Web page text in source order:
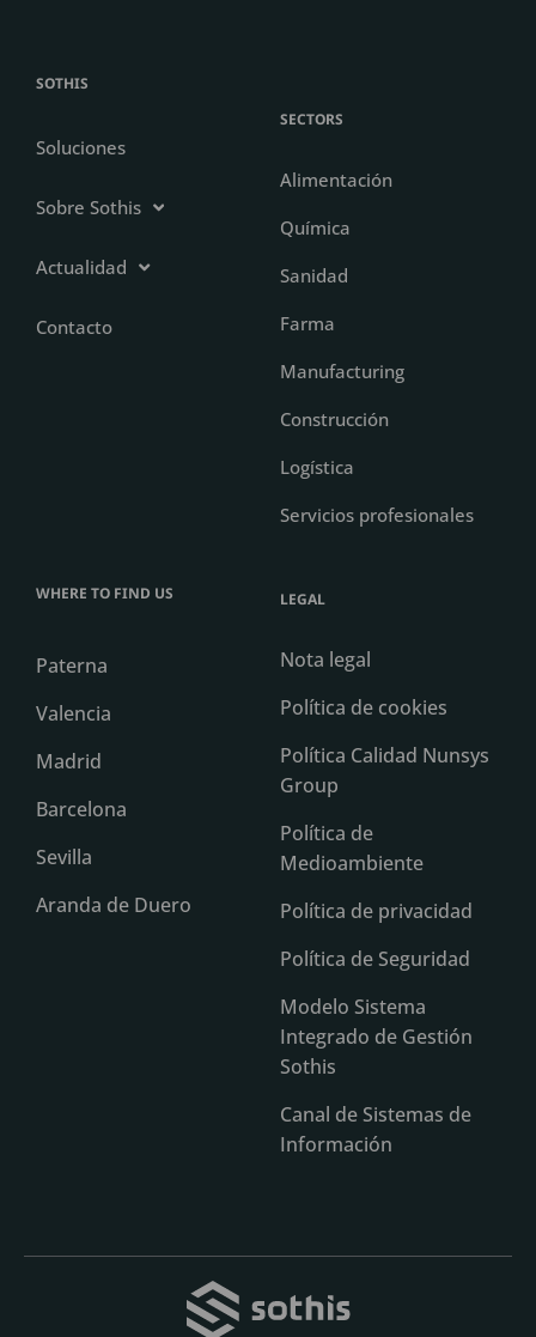
SOTHIS
Soluciones
Sobre Sothis
Actualidad
Contacto
SECTORS
Alimentación
Química
Sanidad
Farma
Manufacturing
Construcción
Logística
Servicios profesionales
WHERE TO FIND US
Paterna
Valencia
Madrid
Barcelona
Sevilla
Aranda de Duero
LEGAL
Nota legal
Política de cookies
Política Calidad Nunsys
Group
Política de
Medioambiente
Política de privacidad
Política de Seguridad
Modelo Sistema
Integrado de Gestión
Sothis
Canal de Sistemas de
Información